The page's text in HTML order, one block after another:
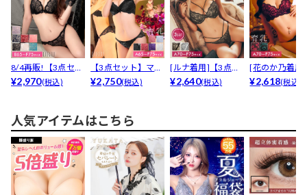
8/4再販!【3点セッ
ト】【三上悠亜着...
¥2,970(税込)
【3点セット】マジ
ックアップブラジ
¥2,750(税込)
[ルナ着用]【3点セ
ット】【渡辺みゆ
¥2,640(税込)
[花のか乃着用
点セット】デ
¥2,618(税込)
人気アイテムはこちら